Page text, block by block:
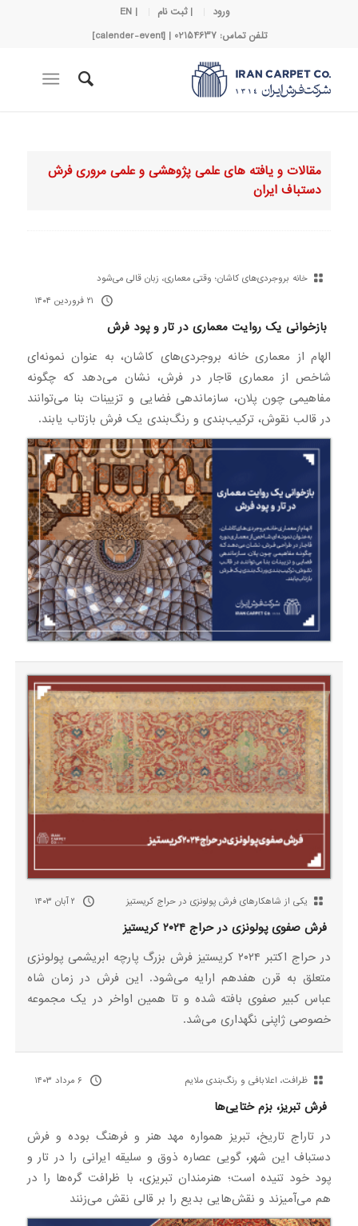
ورود | ثبت نام
| EN
تلفن تماس: 02154637 | [calender-event]
مقالات و یافته های علمی پژوهشی و علمی مروری فرش
دستباف ایران
خانه بروجردی‌های کاشان؛ وقتی معماری، زبان قالی می‌شود
۲۱ فروردین ۱۴۰۴
بازخوانی یک روایت معماری در تار و پود فرش
الهام از معماری خانه بروجردی‌های کاشان، به عنوان نمونه‌ای
شاخص از معماری قاجار در فرش، نشان می‌دهد که چگونه
مفاهیمی چون پلان، سازماندهی فضایی و تزیینات بنا می‌توانند
در قالب نقوش، ترکیب‌بندی و رنگ‌بندی یک فرش بازتاب یابند.
یکی از شاهکارهای فرش پولونزی در حراج کریستیز ۲ آبان ۱۴۰۳
فرش صفوی پولونزی در حراج ۲۰۲۴ کریستیز
در حراج اکتبر ۲۰۲۴ کریستیز فرش بزرگ پارچه ابریشمی پولونزی
متعلق به قرن هفدهم ارایه می‌شود. این فرش در زمان شاه
عباس کبیر صفوی بافته شده و تا همین اواخر در یک مجموعه
خصوصی ژاپنی نگهداری می‌شد.
ظرافت، اعلابافی و رنگ‌بندی ملایم ۶ مرداد ۱۴۰۳
فرش تبریز، بزم ختایی‌ها
در تاراج تاریخ، تبریز همواره مهد هنر و فرهنگ بوده و فرش
دستباف این شهر، گویی عصاره ذوق و سلیقه ایرانی را در تار و
پود خود تنیده است؛ هنرمندان تبریزی، با ظرافت گره‌ها را در
هم می‌آمیزند و نقش‌هایی بدیع را بر قالی نقش می‌زنند